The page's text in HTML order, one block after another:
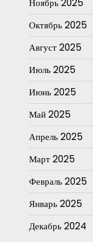
Ноябрь 2025
Октябрь 2025
Август 2025
Июль 2025
Июнь 2025
Май 2025
Апрель 2025
Март 2025
Февраль 2025
Январь 2025
Декабрь 2024